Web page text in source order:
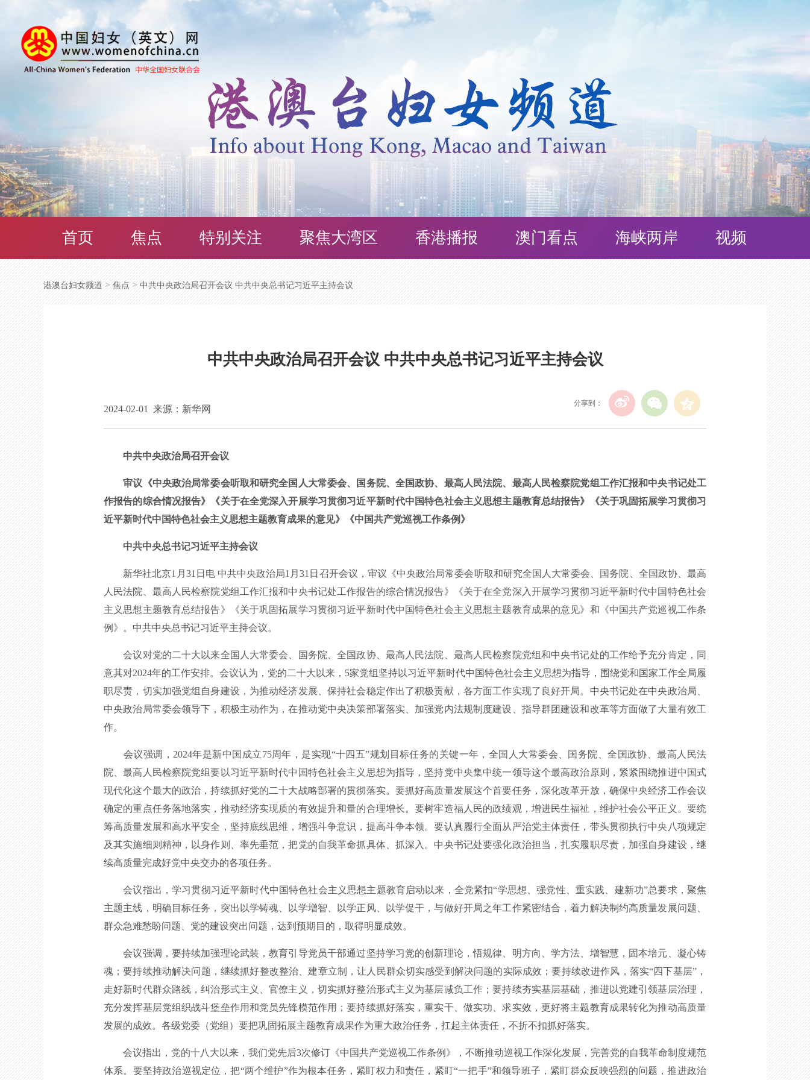
首页 焦点 特别关注 聚焦大湾区 香港播报 澳门看点 海峡两岸 视频
港澳台妇女频道>焦点>中共中央政治局召开会议 中共中央总书记习近平主持会议
中共中央政治局召开会议 中共中央总书记习近平主持会议
2024-02-01 来源：新华网
分享到：
中共中央政治局召开会议
审议《中央政治局常委会听取和研究全国人大常委会、国务院、全国政协、最高人民法院、最高人民检察院党组工作汇报和中央书记处工
作报告的综合情况报告》《关于在全党深入开展学习贯彻习近平新时代中国特色社会主义思想主题教育总结报告》《关于巩固拓展学习贯彻习
近平新时代中国特色社会主义思想主题教育成果的意见》《中国共产党巡视工作条例》
中共中央总书记习近平主持会议
新华社北京1月31日电 中共中央政治局1月31日召开会议，审议《中央政治局常委会听取和研究全国人大常委会、国务院、全国政协、最高
人民法院、最高人民检察院党组工作汇报和中央书记处工作报告的综合情况报告》《关于在全党深入开展学习贯彻习近平新时代中国特色社会
主义思想主题教育总结报告》《关于巩固拓展学习贯彻习近平新时代中国特色社会主义思想主题教育成果的意见》和《中国共产党巡视工作条
例》。中共中央总书记习近平主持会议。
会议对党的二十大以来全国人大常委会、国务院、全国政协、最高人民法院、最高人民检察院党组和中央书记处的工作给予充分肯定，同
意其对2024年的工作安排。会议认为，党的二十大以来，5家党组坚持以习近平新时代中国特色社会主义思想为指导，围绕党和国家工作全局履
职尽责，切实加强党组自身建设，为推动经济发展、保持社会稳定作出了积极贡献，各方面工作实现了良好开局。中央书记处在中央政治局、
中央政治局常委会领导下，积极主动作为，在推动党中央决策部署落实、加强党内法规制度建设、指导群团建设和改革等方面做了大量有效工
作。
会议强调，2024年是新中国成立75周年，是实现“十四五”规划目标任务的关键一年，全国人大常委会、国务院、全国政协、最高人民法
院、最高人民检察院党组要以习近平新时代中国特色社会主义思想为指导，坚持党中央集中统一领导这个最高政治原则，紧紧围绕推进中国式
现代化这个最大的政治，持续抓好党的二十大战略部署的贯彻落实。要抓好高质量发展这个首要任务，深化改革开放，确保中央经济工作会议
确定的重点任务落地落实，推动经济实现质的有效提升和量的合理增长。要树牢造福人民的政绩观，增进民生福祉，维护社会公平正义。要统
筹高质量发展和高水平安全，坚持底线思维，增强斗争意识，提高斗争本领。要认真履行全面从严治党主体责任，带头贯彻执行中央八项规定
及其实施细则精神，以身作则、率先垂范，把党的自我革命抓具体、抓深入。中央书记处要强化政治担当，扎实履职尽责，加强自身建设，继
续高质量完成好党中央交办的各项任务。
会议指出，学习贯彻习近平新时代中国特色社会主义思想主题教育启动以来，全党紧扣“学思想、强党性、重实践、建新功”总要求，聚焦
主题主线，明确目标任务，突出以学铸魂、以学增智、以学正风、以学促干，与做好开局之年工作紧密结合，着力解决制约高质量发展问题、
群众急难愁盼问题、党的建设突出问题，达到预期目的，取得明显成效。
会议强调，要持续加强理论武装，教育引导党员干部通过坚持学习党的创新理论，悟规律、明方向、学方法、增智慧，固本培元、凝心铸
魂；要持续推动解决问题，继续抓好整改整治、建章立制，让人民群众切实感受到解决问题的实际成效；要持续改进作风，落实“四下基层”，
走好新时代群众路线，纠治形式主义、官僚主义，切实抓好整治形式主义为基层减负工作；要持续夯实基层基础，推进以党建引领基层治理，
充分发挥基层党组织战斗堡垒作用和党员先锋模范作用；要持续抓好落实，重实干、做实功、求实效，更好将主题教育成果转化为推动高质量
发展的成效。各级党委（党组）要把巩固拓展主题教育成果作为重大政治任务，扛起主体责任，不折不扣抓好落实。
会议指出，党的十八大以来，我们党先后3次修订《中国共产党巡视工作条例》，不断推动巡视工作深化发展，完善党的自我革命制度规范
体系。要坚持政治巡视定位，把“两个维护”作为根本任务，紧盯权力和责任，紧盯“一把手”和领导班子，紧盯群众反映强烈的问题，推进政治